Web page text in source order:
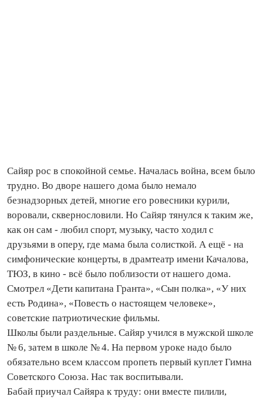
Сайяр рос в спокойной семье. Началась война, всем было
трудно. Во дворе нашего дома было немало
безнадзорных детей, многие его ровесники курили,
воровали, сквернословили. Но Сайяр тянулся к таким же,
как он сам - любил спорт, музыку, часто ходил с
друзьями в оперу, где мама была солисткой. А ещё - на
симфонические концерты, в драмтеатр имени Качалова,
ТЮЗ, в кино - всё было поблизости от нашего дома.
Смотрел «Дети капитана Гранта», «Сын полка», «У них
есть Родина», «Повесть о настоящем человеке»,
советские патриотические фильмы.
Школы были раздельные. Сайяр учился в мужской школе
№ 6, затем в школе № 4. На первом уроке надо было
обязательно всем классом пропеть первый куплет Гимна
Советского Союза. Нас так воспитывали.
Бабай приучал Сайяра к труду: они вместе пилили,